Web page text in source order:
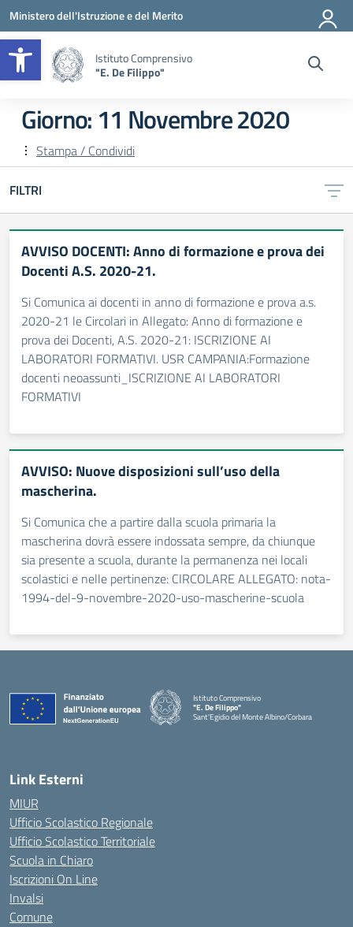
Apri la barra degli strumenti
Vai ai contenuti
Vai al menu di navigazione
Vai al footer
Ministero dell'Istruzione e del Merito
Istituto Comprensivo
"E. De Filippo"
Giorno: 11 Novembre 2020
Stampa / Condividi
FILTRI
AVVISO DOCENTI: Anno di formazione e prova dei
Docenti A.S. 2020-21.
Si Comunica ai docenti in anno di formazione e prova a.s.
2020-21 le Circolari in Allegato: Anno di formazione e
prova dei Docenti, A.S. 2020-21: ISCRIZIONE AI
LABORATORI FORMATIVI. USR CAMPANIA:Formazione
docenti neoassunti_ISCRIZIONE AI LABORATORI
FORMATIVI
AVVISO: Nuove disposizioni sull’uso della
mascherina.
Si Comunica che a partire dalla scuola primaria la
mascherina dovrà essere indossata sempre, da chiunque
sia presente a scuola, durante la permanenza nei locali
scolastici e nelle pertinenze: CIRCOLARE ALLEGATO: nota-
1994-del-9-novembre-2020-uso-mascherine-scuola
Istituto Comprensivo
"E. De Filippo"
Sant'Egidio del Monte Albino/Corbara
Link Esterni
MIUR
Ufficio Scolastico Regionale
Ufficio Scolastico Territoriale
Scuola in Chiaro
Iscrizioni On Line
Invalsi
Comune